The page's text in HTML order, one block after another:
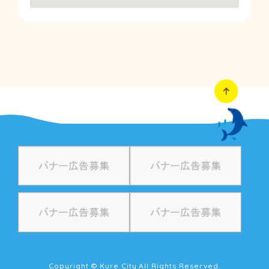
Copyright © Kure City All Rights Reserved.